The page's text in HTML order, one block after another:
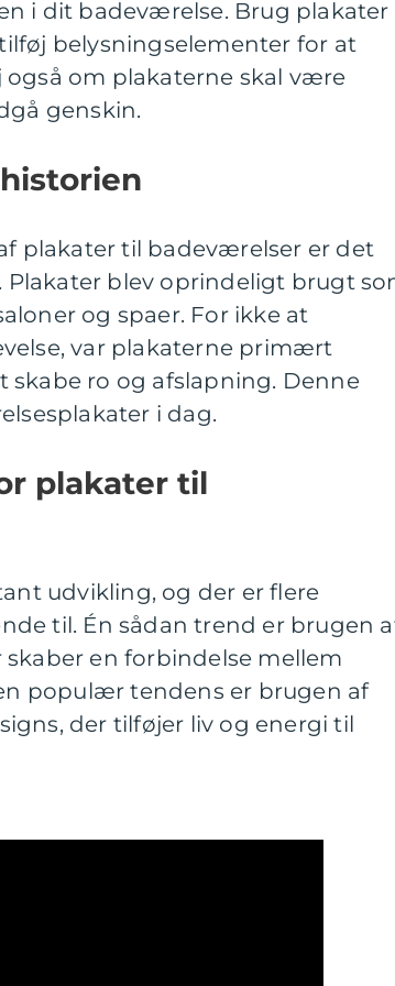
i dit badeværelse. Brug plakater
belysningselementer for at
også om plakaterne skal være
genskin.
plakater til badeværelser er det
blev oprindeligt brugt
og spaer. For ikke at
var plakaterne primært
skabe ro og afslapning. Denne
i dag.
plakater til
udvikling, og der er flere
til. Én sådan trend er brugen
en forbindelse mellem
populær tendens er brugen af
der tilføjer liv og energi til